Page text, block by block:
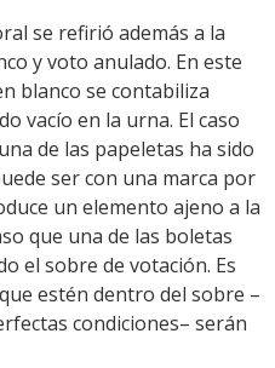
se refirió además a la
y voto anulado. En este
blanco se contabiliza
vacío en la urna. El caso
de las papeletas ha sido
ser con una marca por
un elemento ajeno a la
que una de las boletas
el sobre de votación. Es
estén dentro del sobre –
condiciones– serán